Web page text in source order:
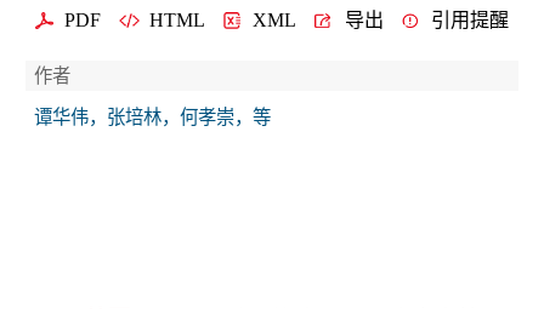
PDF HTML XML 导出 引用提醒
作者
谭华伟，张培林，何孝崇，等